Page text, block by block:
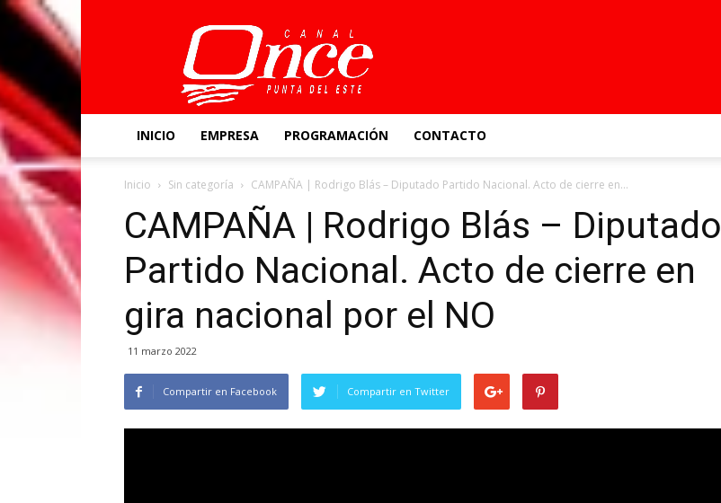
Canal
Once
INICIO EMPRESA PROGRAMACIÓN CONTACTO
Inicio Sin categoría CAMPAÑA | Rodrigo Blás – Diputado Partido Nacional. Acto de cierre en...
CAMPAÑA | Rodrigo Blás – Diputado
Partido Nacional. Acto de cierre en
gira nacional por el NO
11 marzo 2022
Compartir en Facebook Compartir en Twitter